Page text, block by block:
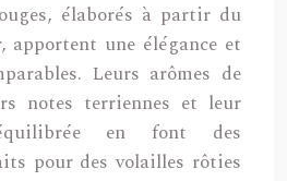
élaborés à partir du
apportent une élégance et
Leurs arômes de
notes terriennes et leur
en font des
pour des volailles rôties